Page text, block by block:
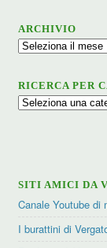
ARCHIVIO
Archivio
RICERCA PER
Ricerca
SITI AMICI DA
Canale Youtube di
I burattini di